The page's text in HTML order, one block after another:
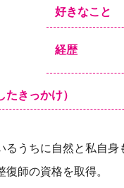
好きなこと
経歴
きっかけ）
うちに自然と私自
師の資格を取得。